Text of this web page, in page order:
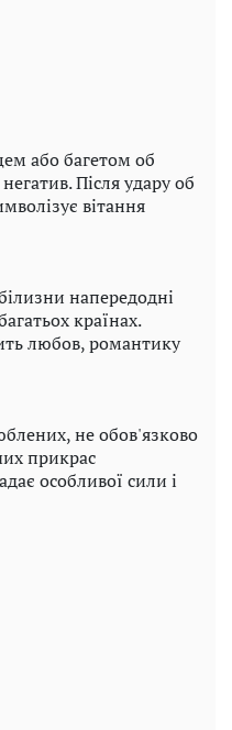
або багетом об
Після удару об
вітання
напередодні
країнах.
любов, романтику
не обов'язково
прикрас
особливої ​​сили і